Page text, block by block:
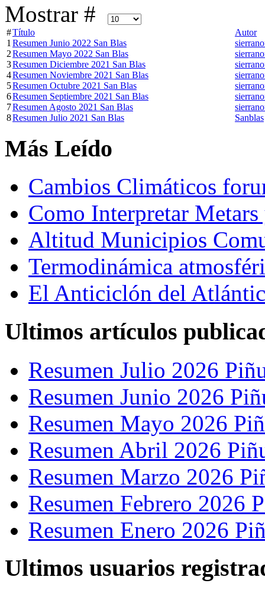
Mostrar #
#Título
Autor
1 Resumen Junio 2022 San Blas
2Resumen Mayo 2022 San Blas
3Resumen Diciembre 2021 San Blas
4Resumen Noviembre 2021 San Blas
5Resumen Octubre 2021 San Blas
6Resumen Septiembre 2021 San Blas
7Resumen Agosto 2021 San Blas
8Resumen Julio 2021 San Blas Sanblas
Más Leído
Cambios Climáticos
Como Interpretar
Altitud Municipios
Termodinámica
El Anticiclón del
Ultimos artículos
Resumen Julio 2026
Resumen Junio 2026
Resumen Mayo 2026
Resumen Abril 2026
Resumen Marzo 2026
Resumen Febrero 2026
Resumen Enero 2026
Ultimos usuarios